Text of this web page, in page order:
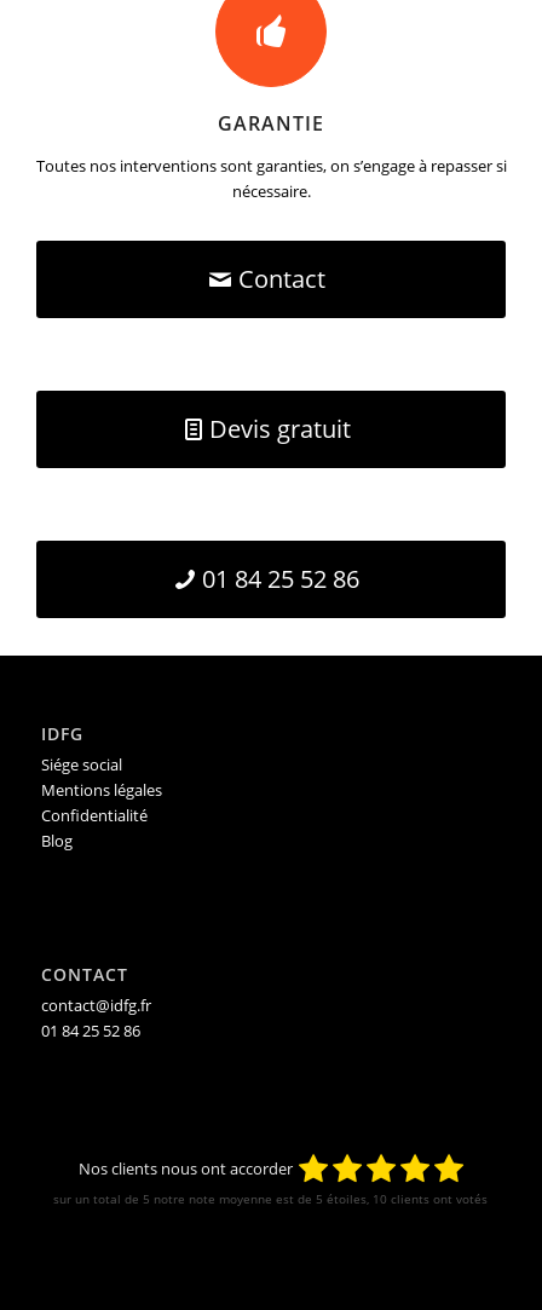
GARANTIE
Toutes nos interventions sont garanties, on s’engage à repasser si
nécessaire.
Contact
Devis gratuit
01 84 25 52 86
IDFG
Siége social
Mentions légales
Confidentialité
Blog
CONTACT
contact@idfg.fr
01 84 25 52 86
Nos clients nous ont accorder
sur un total de 5 notre note moyenne est de 5 étoiles, 10 clients ont votés